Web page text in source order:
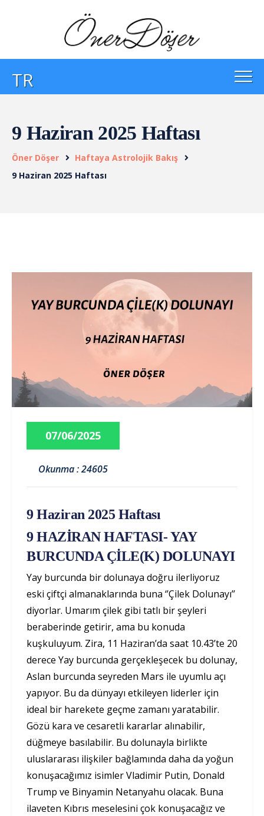
TR
9 Haziran 2025 Haftası
Öner Döşer
Haftaya Astrolojik Bakış
9 Haziran 2025 Haftası
07/06/2025
Okunma : 24605
9 Haziran 2025 Haftası
9 HAZİRAN HAFTASI- YAY
BURCUNDA ÇİLE(K) DOLUNAYI
Yay burcunda bir dolunaya doğru ilerliyoruz
eski çiftçi almanaklarında buna ‘’Çilek Dolunayı’’
diyorlar. Umarım çilek gibi tatlı bir şeyleri
beraberinde getirir, ama bu konuda
kuşkuluyum. Zira, 11 Haziran’da saat 10.43’te 20
derece Yay burcunda gerçekleşecek bu dolunay,
Aslan burcunda seyreden Mars ile uyumlu açı
yapıyor. Bu da dünyayı etkileyen liderler için
ideal bir harekete geçme zamanı yaratabilir.
Gözü kara ve cesaretli kararlar alınabilir,
düğmeye basılabilir. Bu dolunayla birlikte
uluslararası ilişkiler bağlamında daha da yoğun
konuşacağımız isimler Vladimir Putin, Donald
Trump ve Binyamin Netanyahu olacak. Buna
ilaveten Kıbrıs meselesini çok konuşacağız ve